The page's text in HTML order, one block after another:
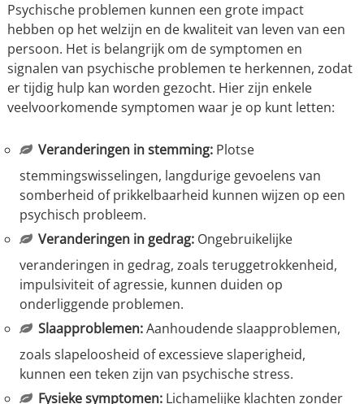
Psychische problemen kunnen een grote impact
hebben op het welzijn en de kwaliteit van leven van een
persoon. Het is belangrijk om de symptomen en
signalen van psychische problemen te herkennen, zodat
er tijdig hulp kan worden gezocht. Hier zijn enkele
veelvoorkomende symptomen waar je op kunt letten:
Veranderingen in stemming:Plotse
stemmingswisselingen, langdurige gevoelens van
somberheid of prikkelbaarheid kunnen wijzen op een
psychisch probleem.
Veranderingen in gedrag:Ongebruikelijke
veranderingen in gedrag, zoals teruggetrokkenheid,
impulsiviteit of agressie, kunnen duiden op
onderliggende problemen.
Slaapproblemen:Aanhoudende slaapproblemen,
zoals slapeloosheid of excessieve slaperigheid,
kunnen een teken zijn van psychische stress.
Fysieke symptomen:Lichamelijke klachten zonder